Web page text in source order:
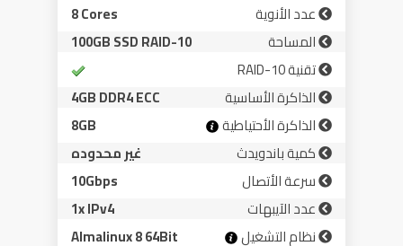
عدد الأنوية
8 Cores
المساحة
100GB SSD RAID-10
تقنية RAID-10
الذاكرة الأساسية
4GB DDR4 ECC
الذاكرة الأحتياطية
8GB
كمية باندويدث
غير محدوده
سرعة الأتصال
10Gbps
عدد الآيبهات
1x IPv4
نظام التشغيل
Almalinux 8 64Bit